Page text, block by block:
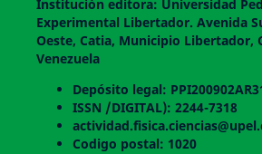
Institución editora: Universidad
Experimental Libertador. Avenida
Oeste, Catia, Municipio Libertador,
Venezuela
Depósito legal:
ISSN /DIGITAL): 2244-7318
Codigo postal: 1020